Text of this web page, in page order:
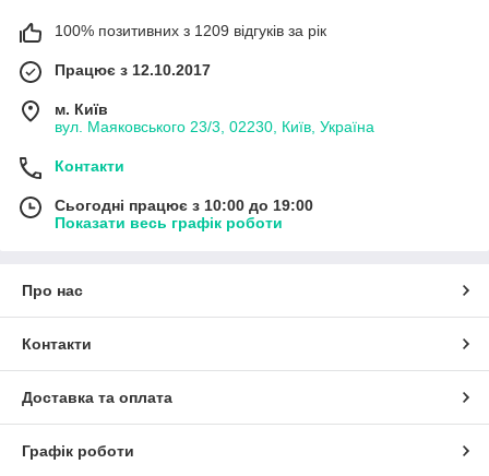
100% позитивних з 1209 відгуків за рік
Працює з 12.10.2017
м. Київ
вул. Маяковського 23/3, 02230, Київ, Україна
Контакти
Сьогодні працює з 10:00 до 19:00
Показати весь графік роботи
Про нас
Контакти
Доставка та оплата
Графік роботи